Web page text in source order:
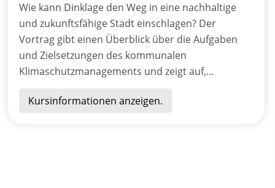
Wie kann Dinklage den Weg in eine nachhaltige
und zukunftsfähige Stadt einschlagen? Der
Vortrag gibt einen Überblick über die Aufgaben
und Zielsetzungen des kommunalen
Klimaschutzmanagements und zeigt auf,...
Kursinformationen anzeigen.